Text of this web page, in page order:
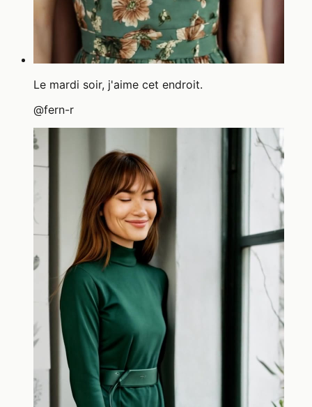
Le mardi soir, j'aime cet endroit.
@fern-r